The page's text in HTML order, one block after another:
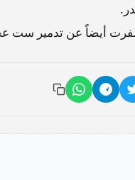
أيضاً عن تدمير ست